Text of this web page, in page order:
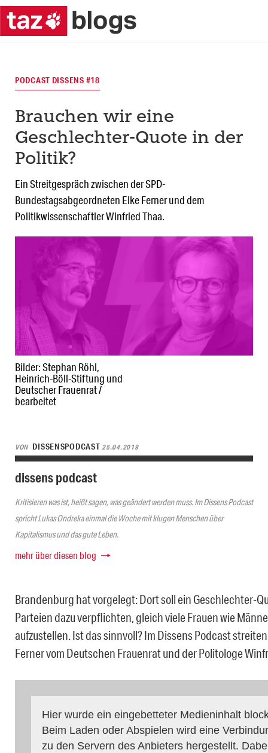
Bilder: Stephan Röhl,
Heinrich-Böll-Stiftung und
Deutscher Frauenrat /
bearbeitet
PODCAST DISSENS #18
Brauchen wir eine
Geschlechter-Quote in der
Politik?
Ein Streitgespräch zwischen der SPD-
Bundestagsabgeordneten Elke Ferner und dem
Politikwissenschaftler Winfried Thaa.
VON DISSENSPODCAST25.04.2019
dissens podcast
Kritisieren was ist, heißt sagen, was geändert werden muss. Im Dissens Podcast
spricht Lukas Ondreka einmal die Woche mit klugen Menschen über
Kapitalismus und das gute Leben.
mehr über diesen blog
Brandenburg hat vorgelegt: Dort soll ein Geschlechter-
Parteien dazu verpflichten, gleich viele Frauen wie
aufzustellen. Ist das sinnvoll? Im Dissens Podcast
Ferner vom Deutschen Frauenrat und der Politologe
Hier wurde ein eingebetteter Medieninhalt
Beim Laden oder Abspielen wird eine
zu den Servern des Anbieters hergestellt.